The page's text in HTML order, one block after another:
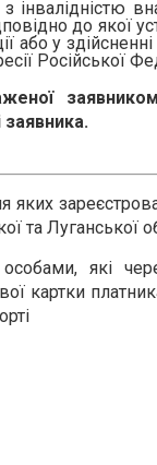
інвалідністю
до якої
або у
Російської
заявника.
яких
та Луганської
які
картки